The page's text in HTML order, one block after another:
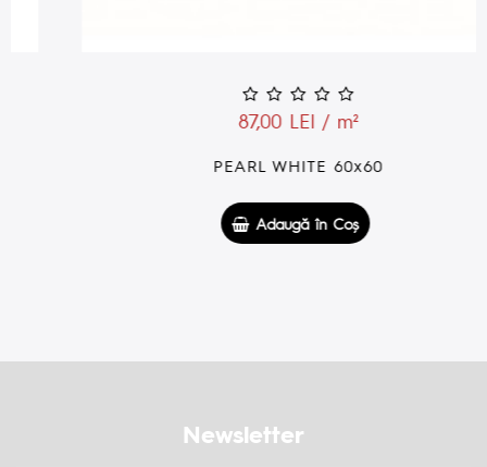
87,00 LEI / m²
PEARL WHITE 60x60
Adaugă în Coş
Newsletter